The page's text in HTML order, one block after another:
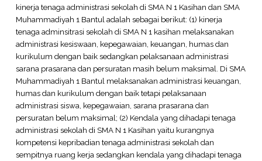
kinerja tenaga administrasi sekolah di SMA N 1 Kasihan dan SMA
Muhammadiyah 1 Bantul adalah sebagai berikut: (1) kinerja
tenaga adminsitrasi sekolah di SMA N 1 kasihan melaksanakan
administrasi kesiswaan, kepegawaian, keuangan, humas dan
kurikulum dengan baik sedangkan pelaksanaan administrasi
sarana prasarana dan persuratan masih belum maksimal. Di SMA
Muhammadiyah 1 Bantul melaksanakan administrasi keuangan,
humas dan kurikulum dengan baik tetapi pelaksanaan
administrasi siswa, kepegawaian, sarana prasarana dan
persuratan belum maksimal; (2) Kendala yang dihadapi tenaga
administrasi sekolah di SMA N 1 Kasihan yaitu kurangnya
kompetensi kepribadian tenaga administrasi sekolah dan
sempitnya ruang kerja sedangkan kendala yang dihadapi tenaga